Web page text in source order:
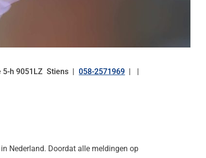
5-h 9051LZ Stiens Tel:
058-2571969
Nederland. Doordat alle meldingen op